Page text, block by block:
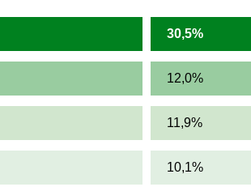
30,5%
12,0%
11,9%
10,1%